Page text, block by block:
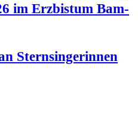
im Erz­bis­tum Bam­
Stern­sin­ge­rin­nen